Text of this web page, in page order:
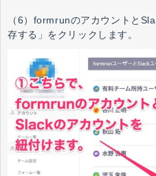
（6）formrunのアカウントと
存する」をクリックします。